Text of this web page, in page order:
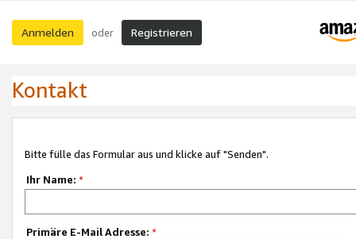
Anmelden oder Registrieren
Kontakt
Bitte fülle das Formular aus und klicke auf "Senden".
Ihr Name: *
Primäre E-Mail Adresse: *